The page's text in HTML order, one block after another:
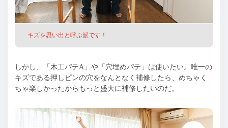
キズを思い出と呼ぶ派です！
しかし、「木工パテA」や「穴埋めパテ」は使いたい。唯一の
キズである押しピンの穴をなんとなく補修したら、めちゃく
ちゃ楽しかったからもっと盛大に補修したいのだ。